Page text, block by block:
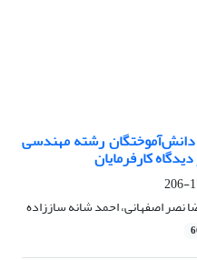
دانش‌آموختگان رشته مهندسی
کارفرمایان
نصر اصفهانی، احمد شانه ساززاده